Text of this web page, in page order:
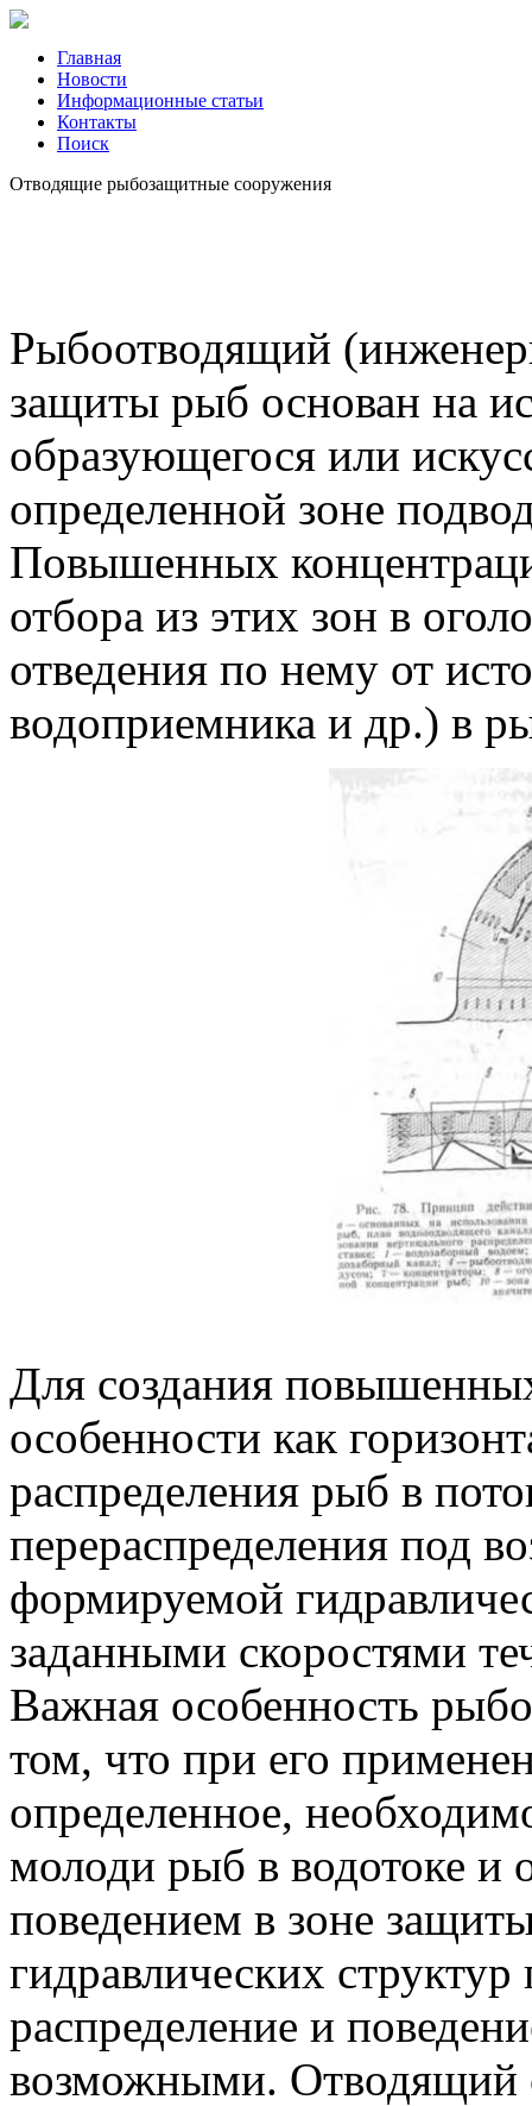
Главная
Новости
Информационные статьи
Контакты
Поиск
Отводящие рыбозащитные сооружения
Рыбоотводящий
защиты рыб основан на
образующегося или
определенной зоне
Повышенных
отбора из этих зон в
отведения по нему от
водоприемника и др.) в
Для создания
особенности как
распределения рыб в
перераспределения под
формируемой
заданными скоростями
Важная особенность
том, что при его
определенное,
молоди рыб в водотоке и
поведением в зоне
гидравлических
распределение и
возможными. Отводящий